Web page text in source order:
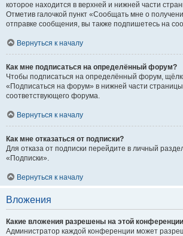
которое находится в верхней и нижней части
Отметив галочкой пункт «Сообщать мне о
отправке сообщения, вы также подпишетесь на
Вернуться к началу
Как мне подписаться на определённый форум?
Чтобы подписаться на определённый форум,
«Подписаться на форум» в нижней части
соответствующего форума.
Вернуться к началу
Как мне отказаться от подписки?
Для отказа от подписки перейдите в личный
«Подписки».
Вернуться к началу
Вложения
Какие вложения разрешены на этой
Администратор каждой конференции может